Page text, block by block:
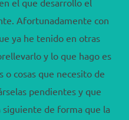
el que desarrollo el
Afortunadamente con
ya he tenido en otras
y lo que hago es
o cosas que necesito de
pendientes y que
siguiente de forma que la